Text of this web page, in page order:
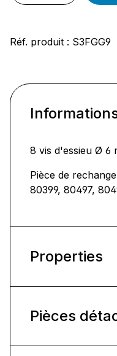
Réf. produit : S3FGG9
8 vis d'essieu Ø 6
Pièce de
80399, 80497,
Properties
Pièces